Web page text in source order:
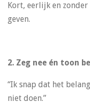
Kort, eerlijk en
geven.
2. Zeg nee én toon
“Ik snap dat het
niet doen.”